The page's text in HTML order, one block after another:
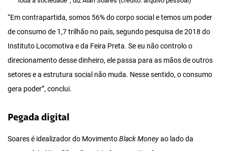
“Em contrapartida, somos 56% do corpo social e temos um poder
de consumo de 1,7 trilhão no país, segundo pesquisa de 2018 do
Instituto Locomotiva e da Feira Preta. Se eu não controlo o
direcionamento desse dinheiro, ele passa para as mãos de outros
setores e a estrutura social não muda. Nesse sentido, o consumo
gera poder”, conclui.
Pegada digital
Soares é idealizador do MovimentoBlack Moneyao lado da